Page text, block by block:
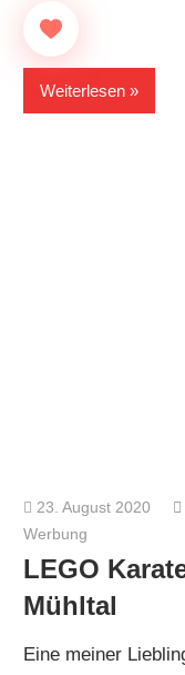
Weiterlesen
23. August 2020
Werbung
LEGO
Mühltal
Eine meiner